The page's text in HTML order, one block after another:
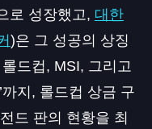
로 성장했고, 대한
)은 그 성공의 상징
드컵, MSI, 그리고
까지, 롤드컵 상금 구
드 판의 현황을 최